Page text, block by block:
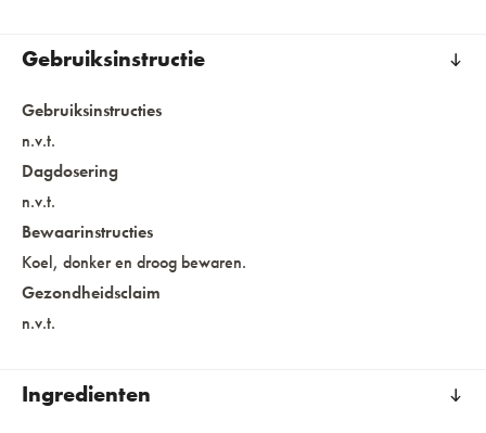
Gebruiksinstructie
Gebruiksinstructies
n.v.t.
Dagdosering
n.v.t.
Bewaarinstructies
Koel, donker en droog bewaren.
Gezondheidsclaim
n.v.t.
Ingredienten